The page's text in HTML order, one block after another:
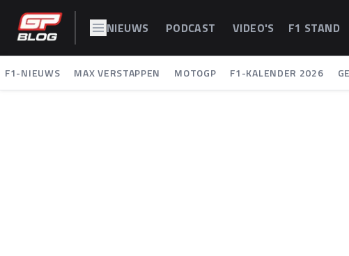
NIEUWS PODCAST VIDEO'S F1 STAND
F1-NIEUWS MAX VERSTAPPEN MOTOGP F1-KALENDER 2026